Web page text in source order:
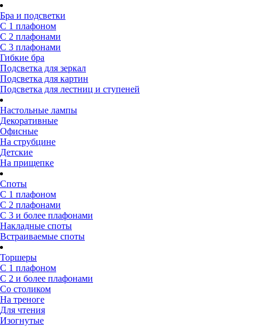
Бра и подсветки
С 1 плафоном
С 2 плафонами
С 3 плафонами
Гибкие бра
Подсветка для зеркал
Подсветка для картин
Подсветка для лестниц и ступеней
Настольные лампы
Декоративные
Офисные
На струбцине
Детские
На прищепке
Споты
С 1 плафоном
С 2 плафонами
С 3 и более плафонами
Накладные споты
Встраиваемые споты
Торшеры
С 1 плафоном
С 2 и более плафонами
Со столиком
На треноге
Для чтения
Изогнутые